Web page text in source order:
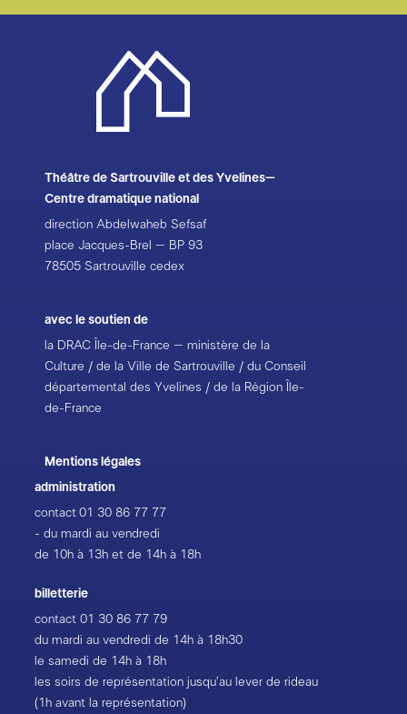
Théâtre de Sartrouville et des Yvelines–
Centre dramatique national
direction Abdelwaheb Sefsaf
place Jacques-Brel – BP 93
78505 Sartrouville cedex
avec le soutien de
la DRAC Île-de-France – ministère de la
Culture / de la Ville de Sartrouville / du Conseil
départemental des Yvelines / de la Région Île-
de-France
Mentions légales
administration
contact01 30 86 77 77
- du mardi au vendredi
de 10h à 13h et de 14h à 18h
billetterie
contact01 30 86 77 79
du mardi au vendredi de 14h à 18h30
le samedi de 14h à 18h
les soirs de représentation jusqu’au lever de rideau
(1h avant la représentation)